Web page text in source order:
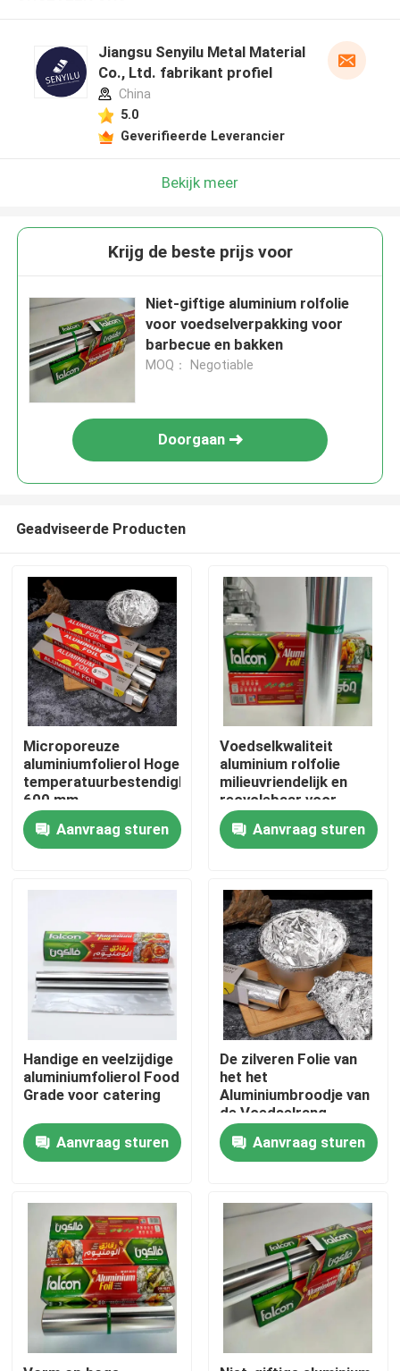
Thuis
Videos
Fabrieksreis
Kwaliteitscontrole
De molen beëindigt Aluminiumrol
Kleur Met een laag bedekte Aluminiumrol
Jiangsu Senyilu Metal Material
Co., Ltd. fabrikant profiel
China
5.0
Geverifieerde Leverancier
Bekijk meer
Krijg de beste prijs voor
Niet-giftige aluminium rolfolie
voor voedselverpakking voor
barbecue en bakken
MOQ： Negotiable
Doorgaan
Geadviseerde Producten
Microporeuze
aluminiumfolierol Hoge
temperatuurbestendigheid
600 mm
Aanvraag sturen
Voedselkwaliteit
aluminium rolfolie
milieuvriendelijk en
recyclebaar voor
duurzaam leven
Aanvraag sturen
Handige en veelzijdige
aluminiumfolierol Food
Grade voor catering
Aanvraag sturen
De zilveren Folie van
het het
Aluminiumbroodje van
de Voedselrang
Aangepaste Geurloos
voor Catering
Aanvraag sturen